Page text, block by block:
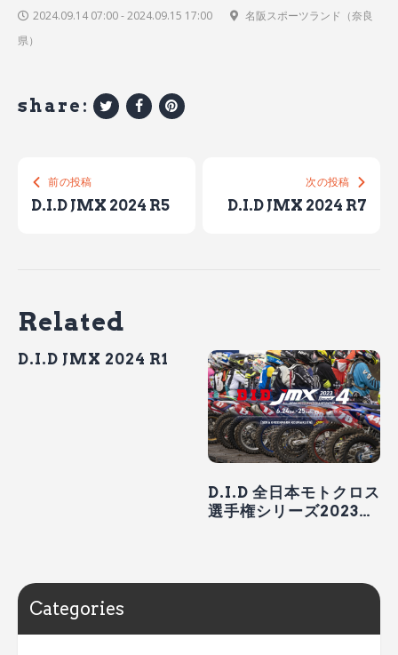
2024.09.14 07:00 - 2024.09.15 17:00
名阪スポーツランド（奈良
県）
share:
投
稿
ナ
ー
ン
前の投稿
D.I.D JMX 2024 R5
次の投稿
D.I.D JMX 2024 R7
Related
D.I.D JMX 2024 R1
D.I.D 全日本モトクロス
選手権シリーズ2023
Categories